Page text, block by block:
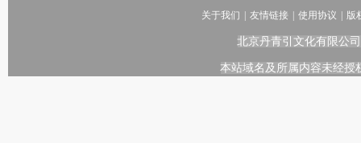
关于我们 友情链接 使用协议 版
北京丹青引文化有限公
本站域名及所属内容未经授